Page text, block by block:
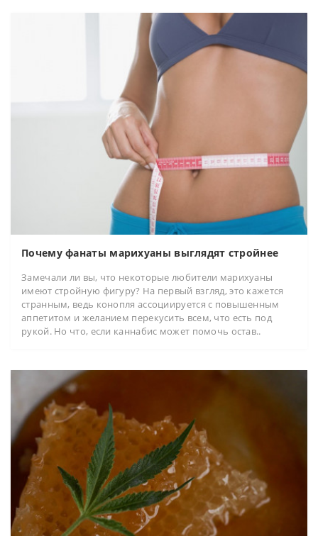
Почему фанаты марихуаны выглядят стройнее
Замечали ли вы, что некоторые любители марихуаны
имеют стройную фигуру? На первый взгляд, это кажется
странным, ведь конопля ассоциируется с повышенным
аппетитом и желанием перекусить всем, что есть под
рукой. Но что, если каннабис может помочь остав..